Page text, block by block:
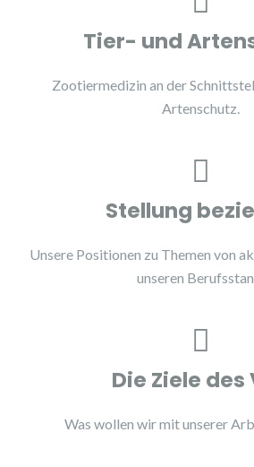
Tier- und
Zootiermedizin an der
Artenschutz.
Stellung
Unsere Positionen zu Themen von
unseren
Die Ziele des
Was wollen wir mit unserer